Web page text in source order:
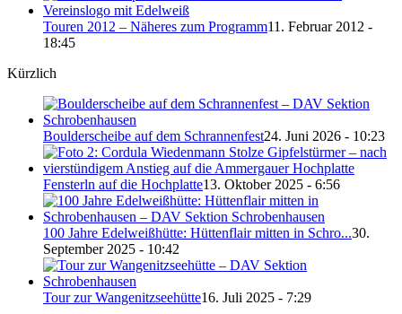
Touren 2012 – Näheres zum Programm11. Februar 2012 -
18:45
Kürzlich
Boulderscheibe auf dem Schrannenfest24. Juni 2026 - 10:23
Fensterln auf die Hochplatte13. Oktober 2025 - 6:56
100 Jahre Edelweißhütte: Hüttenflair mitten in Schro...30.
September 2025 - 10:42
Tour zur Wangenitzseehütte16. Juli 2025 - 7:29